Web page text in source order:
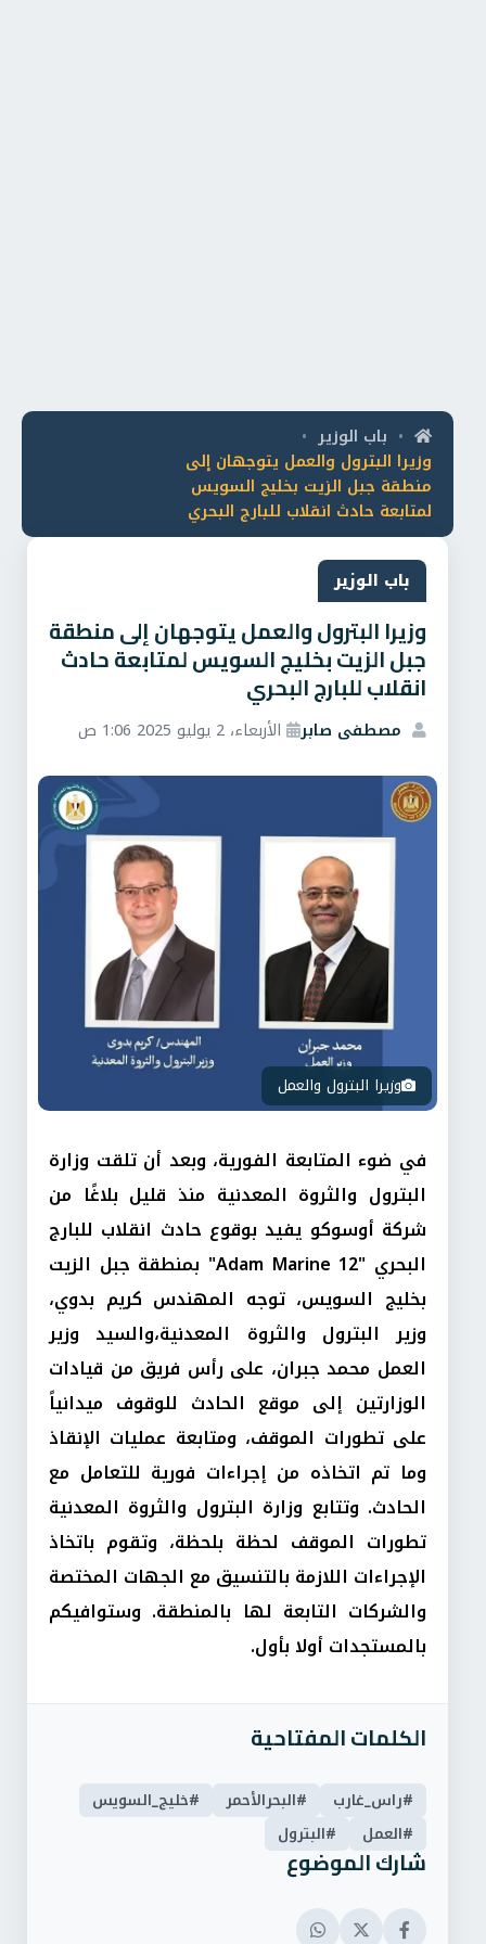
• باب الوزير •
وزيرا البترول والعمل يتوجهان إلى
منطقة جبل الزيت بخليج السويس
لمتابعة حادث انقلاب للبارج البحري
باب الوزير
وزيرا البترول والعمل يتوجهان إلى منطقة
جبل الزيت بخليج السويس لمتابعة حادث
انقلاب للبارج البحري
مصطفى صابر الأربعاء، 2 يوليو 2025 1:06 ص
وزيرا البترول والعمل
في ضوء المتابعة الفورية، وبعد أن تلقت وزارة
البترول والثروة المعدنية منذ قليل بلاغًا من
شركة أوسوكو يفيد بوقوع حادث انقلاب للبارج
البحري "Adam Marine 12" بمنطقة جبل الزيت
بخليج السويس، توجه المهندس كريم بدوي،
وزير البترول والثروة المعدنية،والسيد وزير
العمل محمد جبران، على رأس فريق من قيادات
الوزارتين إلى موقع الحادث للوقوف ميدانياً
على تطورات الموقف، ومتابعة عمليات الإنقاذ
وما تم اتخاذه من إجراءات فورية للتعامل مع
الحادث. وتتابع وزارة البترول والثروة المعدنية
تطورات الموقف لحظة بلحظة، وتقوم باتخاذ
الإجراءات اللازمة بالتنسيق مع الجهات المختصة
والشركات التابعة لها بالمنطقة. وستوافيكم
بالمستجدات أولا بأول.
الكلمات المفتاحية
#راس_غارب #البحرالأحمر
#خليج_السويس
#العمل
#البترول
شارك الموضوع